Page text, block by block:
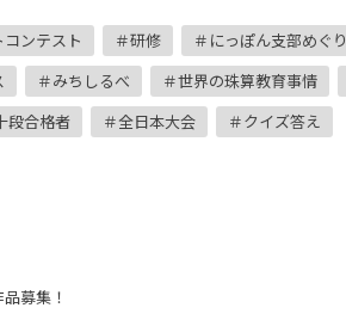
ンテスト 研修 にっぽん支部めぐり
みちしるべ 世界の珠算教育事情
段合格者 全日本大会 クイズ答え
募集！